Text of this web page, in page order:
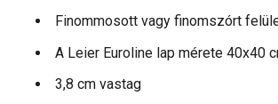
Finommosott vagy finomszórt
A Leier Euroline lap mérete 40x40
3,8 cm vastag